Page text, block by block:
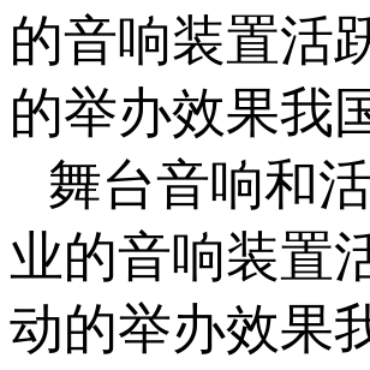
的音响装置活
的举办效果我
舞台音响和
业的音响装置
动的举办效果